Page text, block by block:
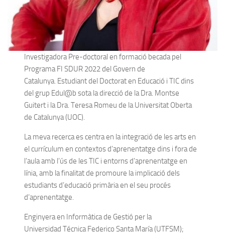
Investigadora Pre-doctoral en formació becada pel
Programa FI SDUR 2022 del Govern de
Catalunya. Estudiant del Doctorat en Educació i TIC dins
del grup Edul@b sota la direcció de la Dra. Montse
Guitert i la Dra. Teresa Romeu de la Universitat Oberta
de Catalunya (UOC).
La meva recerca es centra en la integració de les arts en
el currículum en contextos d’aprenentatge dins i fora de
l’aula amb l’ús de les TIC i entorns d’aprenentatge en
línia, amb la finalitat de promoure la implicació dels
estudiants d’educació primària en el seu procés
d’aprenentatge.
Enginyera en Informàtica de Gestió per la
Universidad Técnica Federico Santa María (UTFSM);